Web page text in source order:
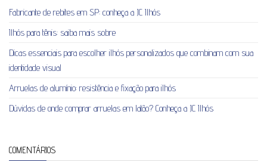
Fabricante de rebites em SP: conheça a JC Ilhós
Ilhós para tênis: saiba mais sobre
Dicas essenciais para escolher ilhós personalizados que combinam com sua
identidade visual
Arruelas de alumínio: resistência e fixação para ilhós
Dúvidas de onde comprar arruelas em latão? Conheça a JC Ilhós
COMENTÁRIOS